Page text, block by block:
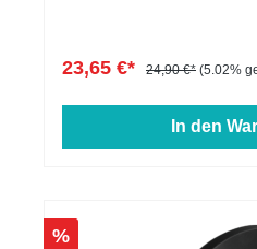
23,65 €* 24,90 €* (5.02%
In den
%